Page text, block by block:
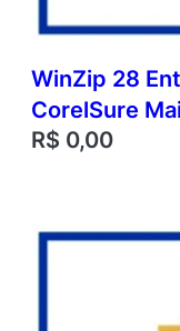
WinZip 28
CorelSure
R$ 0,00